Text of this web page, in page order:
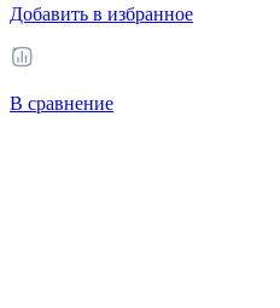
Добавить в избранное
В сравнение